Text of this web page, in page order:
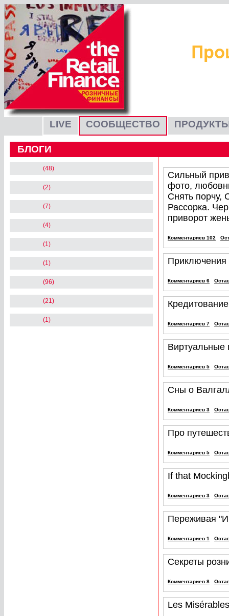
LIVE СООБЩЕСТВО
БЛОГИ
Сильный
фото,
Снять порчу,
Рассорка.
приворот
Комментариев 102
Приключения
Комментариев 6
Комментариев 7
Виртуальные
Комментариев 5
Сны о
Комментариев 3
Про
Комментариев 5
If that
Комментариев 3
Переживая
Комментариев 1
Секреты
Комментариев 8
Les Misérables
(48)
(2)
(7)
(4)
(1)
(1)
(96)
(21)
(1)